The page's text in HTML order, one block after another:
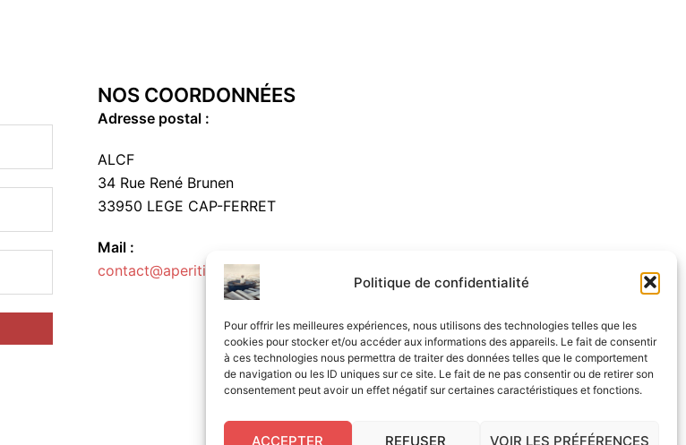
Politique de confidentialité
Pour offrir les meilleures expériences, nous utilisons des technologies telles que les
cookies pour stocker et/ou accéder aux informations des appareils. Le fait de consentir
à ces technologies nous permettra de traiter des données telles que le comportement
de navigation ou les ID uniques sur ce site. Le fait de ne pas consentir ou de retirer son
consentement peut avoir un effet négatif sur certaines caractéristiques et fonctions.
ACCEPTER REFUSER VOIR LES PRÉFÉRENCES
NOS COORDONNÉES
Adresse postal :
ALCF
34 Rue René Brunen
33950 LEGE CAP-FERRET
Mail :
contact@aperitif-litteraire-cap-ferret.fr